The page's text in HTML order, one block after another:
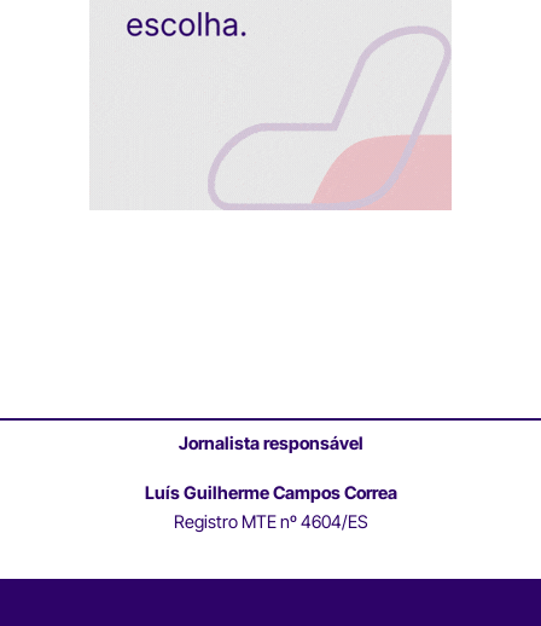
Jornalista responsável
Luís Guilherme Campos Correa
Registro MTE nº 4604/ES